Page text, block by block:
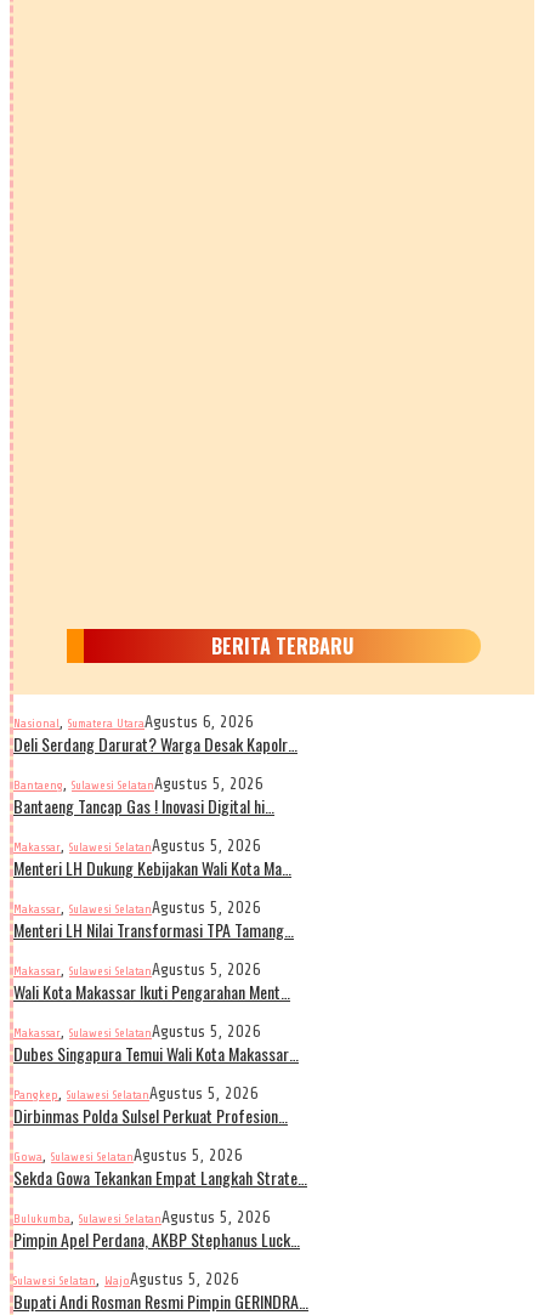
BERITA TERBARU
Nasional, Sumatera UtaraAgustus 6, 2026
Deli Serdang Darurat? Warga Desak Kapolr…
Bantaeng, Sulawesi SelatanAgustus 5, 2026
Bantaeng Tancap Gas ! Inovasi Digital hi…
Makassar, Sulawesi SelatanAgustus 5, 2026
Menteri LH Dukung Kebijakan Wali Kota Ma…
Makassar, Sulawesi SelatanAgustus 5, 2026
Menteri LH Nilai Transformasi TPA Tamang…
Makassar, Sulawesi SelatanAgustus 5, 2026
Wali Kota Makassar Ikuti Pengarahan Ment…
Makassar, Sulawesi SelatanAgustus 5, 2026
Dubes Singapura Temui Wali Kota Makassar…
Pangkep, Sulawesi SelatanAgustus 5, 2026
Dirbinmas Polda Sulsel Perkuat Profesion…
Gowa, Sulawesi SelatanAgustus 5, 2026
Sekda Gowa Tekankan Empat Langkah Strate…
Bulukumba, Sulawesi SelatanAgustus 5, 2026
Pimpin Apel Perdana, AKBP Stephanus Luck…
Sulawesi Selatan, WajoAgustus 5, 2026
Bupati Andi Rosman Resmi Pimpin GERINDRA…